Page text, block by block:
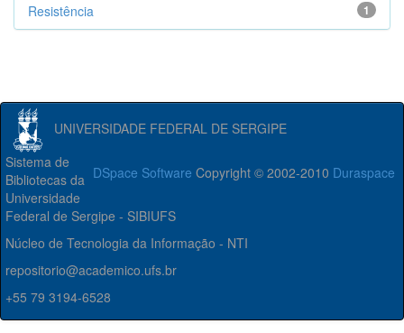
1
Resistência
UNIVERSIDADE FEDERAL DE SERGIPE
DSpace Software Copyright © 2002-2010 Duraspace
Sistema de
Bibliotecas da
Universidade
Federal de Sergipe - SIBIUFS
Núcleo de Tecnologia da Informação - NTI
repositorio@academico.ufs.br
+55 79 3194-6528